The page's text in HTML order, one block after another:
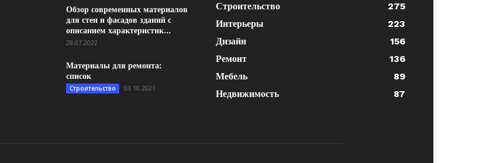
Обзор современных материалов
для стен и фасадов зданий с
описанием характеристик...
28.07.2022
Материалы для ремонта:
список
Строительство 03.10.2021
Строительство
275
Интерьеры
223
Дизайн
156
Ремонт
136
Мебель
89
Недвижимость
87